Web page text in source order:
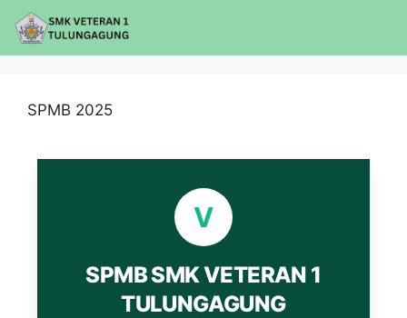
SPMB 2025
V
SPMB SMK VETERAN 1
TULUNGAGUNG